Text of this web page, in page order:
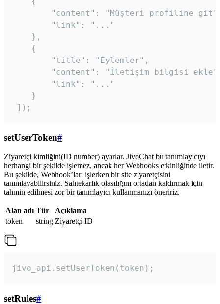
"content": "Müşteri profiline
        "link": "..."
    },
    {
        "title": "Eylemler",
"content": "İletişim bilgisi
        "link": "..."
    }
]);
setUserToken#
Ziyaretçi kimliğini(ID number) ayarlar. JivoChat bu tanımlayıcıyı
herhangi bir şekilde işlemez, ancak her Webhooks etkinliğinde iletir.
Bu şekilde, Webhook’ları işlerken bir site ziyaretçisini
tanımlayabilirsiniz. Sahtekarlık olasılığını ortadan kaldırmak için
tahmin edilmesi zor bir tanımlayıcı kullanmanızı öneririz.
Alan adı Tür
Açıklama
token
string Ziyaretçi ID
jivo_api.setUserToken(token);
setRules#